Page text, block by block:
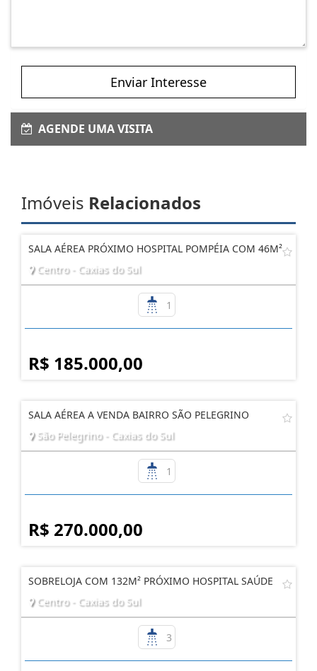
Enviar Interesse
AGENDE UMA VISITA
Imóveis Relacionados
SALA AÉREA PRÓXIMO HOSPITAL POMPÉIA COM 46M²
Centro - Caxias do Sul
1
R$ 185.000,00
SALA AÉREA A VENDA BAIRRO SÃO PELEGRINO
São Pelegrino - Caxias do Sul
1
R$ 270.000,00
SOBRELOJA COM 132M² PRÓXIMO HOSPITAL SAÚDE
Centro - Caxias do Sul
3